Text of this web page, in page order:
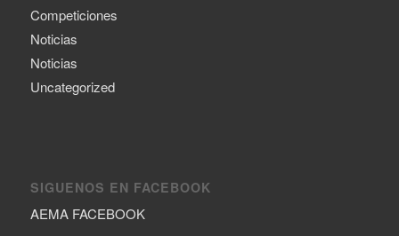
Competiciones
Noticias
Noticias
Uncategorized
SIGUENOS EN FACEBOOK
AEMA FACEBOOK